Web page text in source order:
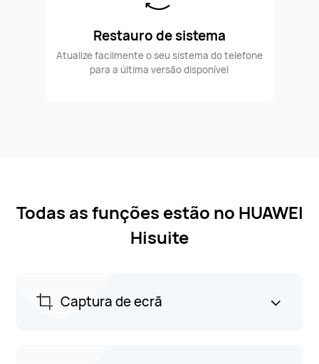
Restauro de sistema
Atualize facilmente o seu sistema do telefone
para a última versão disponível
Todas as funções estão no HUAWEI
Hisuite
Captura de ecrã